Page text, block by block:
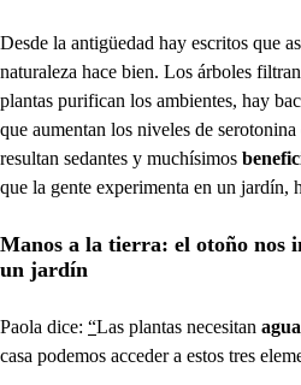
Desde la antigüedad hay escritos que
naturaleza hace bien. Los árboles
plantas purifican los ambientes, hay
que aumentan los niveles de
resultan sedantes y muchísimos
que la gente experimenta en un jardín,
Manos a la tierra: el otoño nos
un jardín
Paola dice: “Las plantas necesitan
casa podemos acceder a estos tres